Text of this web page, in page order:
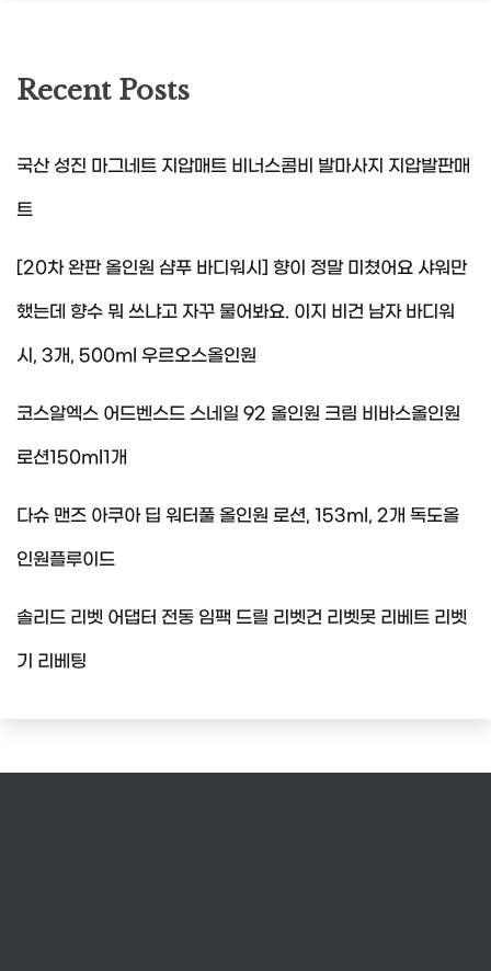
Recent Posts
국산 성진 마그네트 지압매트 비너스콤비 발마사지 지압발판매
트
[20차 완판 올인원 샴푸 바디워시] 향이 정말 미쳤어요 샤워만
했는데 향수 뭐 쓰냐고 자꾸 물어봐요. 이지 비건 남자 바디워
시, 3개, 500ml 우르오스올인원
코스알엑스 어드벤스드 스네일 92 올인원 크림 비바스올인원
로션150ml1개
다슈 맨즈 아쿠아 딥 워터풀 올인원 로션, 153ml, 2개 독도올
인원플루이드
솔리드 리벳 어댑터 전동 임팩 드릴 리벳건 리벳못 리베트 리벳
기 리베팅